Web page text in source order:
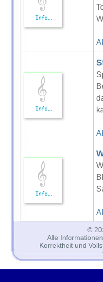
©
Alle
Korrektheit und